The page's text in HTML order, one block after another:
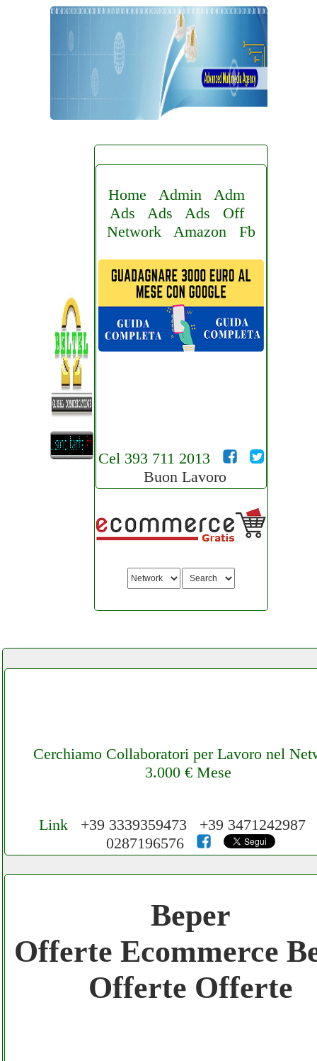
Home Admin
Adm
Ads
Ads Ads
Off
Network
Amazon Fb
Cel 393 711 2013
Buon Lavoro
Cerchiamo Collaboratori per Lavoro nel
3.000 € Mese
Cerchiamo Collaboratori per Lavoro nel
Network 3.000 € Mese
Gratis registra il tuo Ecommerce nel
Gratis registra il tuo Sito di Annunci nel
Link+39 3339359473 +39 3471242987
0287196576
Beper
Offerte Ecommerce
Offerte Offerte